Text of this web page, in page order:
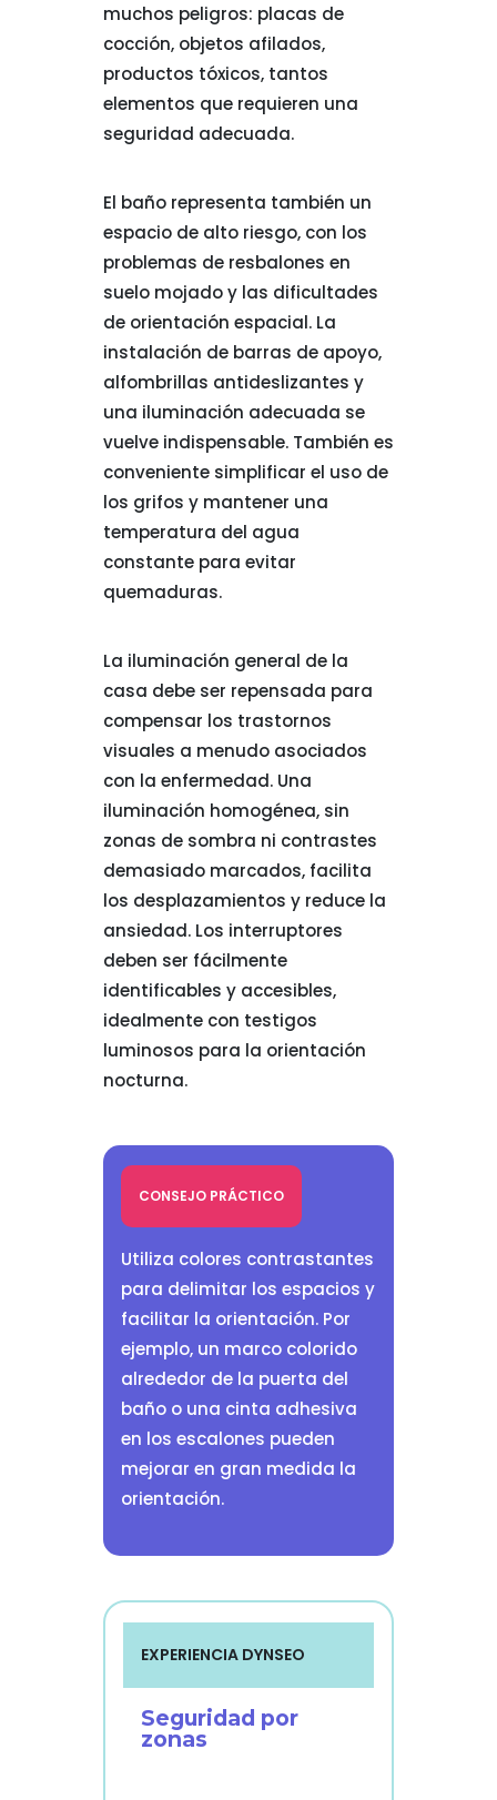
muchos peligros: placas de
cocción, objetos afilados,
productos tóxicos, tantos
elementos que requieren una
seguridad adecuada.
El baño representa también un
espacio de alto riesgo, con los
problemas de resbalones en
suelo mojado y las dificultades
de orientación espacial. La
instalación de barras de apoyo,
alfombrillas antideslizantes y
una iluminación adecuada se
vuelve indispensable. También es
conveniente simplificar el uso de
los grifos y mantener una
temperatura del agua
constante para evitar
quemaduras.
La iluminación general de la
casa debe ser repensada para
compensar los trastornos
visuales a menudo asociados
con la enfermedad. Una
iluminación homogénea, sin
zonas de sombra ni contrastes
demasiado marcados, facilita
los desplazamientos y reduce la
ansiedad. Los interruptores
deben ser fácilmente
identificables y accesibles,
idealmente con testigos
luminosos para la orientación
nocturna.
CONSEJO PRÁCTICO
Utiliza colores contrastantes
para delimitar los espacios y
facilitar la orientación. Por
ejemplo, un marco colorido
alrededor de la puerta del
baño o una cinta adhesiva
en los escalones pueden
mejorar en gran medida la
orientación.
EXPERIENCIA DYNSEO
Seguridad por
zonas